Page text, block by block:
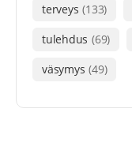
terveys (133)
tulehdus (69)
väsymys (49)